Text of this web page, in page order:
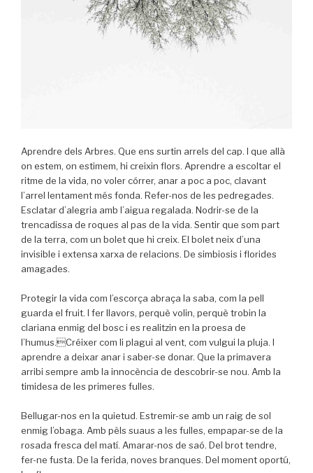
Aprendre dels Arbres. Que ens surtin arrels del cap. I que allà
on estem, on estimem, hi creixin flors. Aprendre a escoltar el
ritme de la vida, no voler córrer, anar a poc a poc, clavant
l’arrel lentament més fonda. Refer-nos de les pedregades.
Esclatar d’alegria amb l’aigua regalada. Nodrir-se de la
trencadissa de roques al pas de la vida. Sentir que som part
de la terra, com un bolet que hi creix. El bolet neix d’una
invisible i extensa xarxa de relacions. De simbiosis i florides
amagades.
Protegir la vida com l’escorça abraça la saba, com la pell
guarda el fruit. I fer llavors, perquè volin, perquè trobin la
clariana enmig del bosc i es realitzin en la proesa de
l’humus.Créixer com li plagui al vent, com vulgui la pluja. I
aprendre a deixar anar i saber-se donar. Que la primavera
arribi sempre amb la innocència de descobrir-se nou. Amb la
timidesa de les primeres fulles.
Bellugar-nos en la quietud. Estremir-se amb un raig de sol
enmig l’obaga. Amb pèls suaus a les fulles, empapar-se de la
rosada fresca del matí. Amarar-nos de saó. Del brot tendre,
fer-ne fusta. De la ferida, noves branques. Del moment oportú,